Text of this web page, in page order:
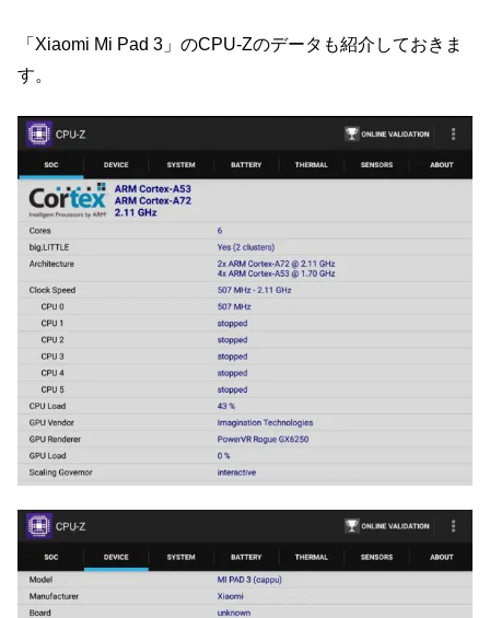
「Xiaomi Mi Pad 3」のCPU-Zのデータも紹介しておきま
す。